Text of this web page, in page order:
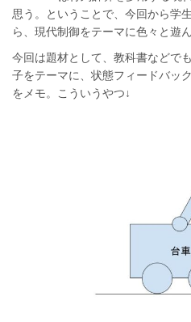
思う。ということで、今回から学
ら、現代制御をテーマに色々と遊
今回は題材として、教科書などで
子をテーマに、状態フィードバッ
をメモ。こういうやつ↓